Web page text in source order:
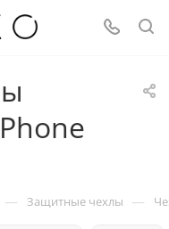
— Защитные чехлы —